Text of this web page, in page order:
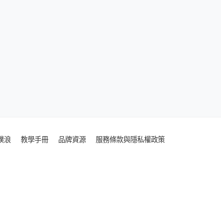
浪 教學手冊 品牌資源 服務條款與隱私權政策